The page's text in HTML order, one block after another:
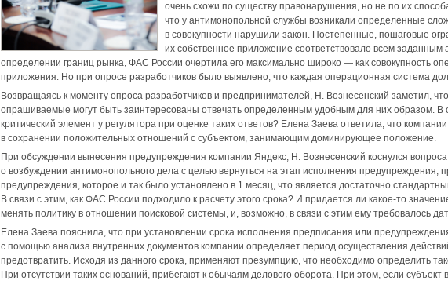
очень схожи по существу правонарушения, но не по их
что у антимонопольной службы возникали определенные
в совокупности нарушили закон. Постепенные, пошаговые
их собственное приложение соответствовало всем
определении границ рынка, ФАС России очертила его максимально широко — как совокупность
приложения. Но при опросе разработчиков было выявлено, что каждая операционная система
Возвращаясь к моменту опроса разработчиков и предпринимателей, Н. Вознесенский заметил,
опрашиваемые могут быть заинтересованы отвечать определенным удобным для них образом. В
критический элемент у регулятора при оценке таких ответов? Елена Заева ответила, что
в сохранении положительных отношений с субъектом, занимающим доминирующее положение.
При обсуждении вынесения предупреждения компании Яндекс, Н. Вознесенский коснулся
о возбуждении антимонопольного дела с целью вернуться на этап исполнения предупреждения,
предупреждения, которое и так было установлено в 1 месяц, что является достаточно
В связи с этим, как ФАС России подходило к расчету этого срока? И придается ли какое-то
менять политику в отношении поисковой системы, и, возможно, в связи с этим ему требовалось
Елена Заева пояснила, что при установлении срока исполнения предписания или
с помощью анализа внутренних документов компании определяет период осуществления
предотвратить. Исходя из данного срока, применяют презумпцию, что необходимо определить
При отсутствии таких оснований, прибегают к обычаям делового оборота. При этом, если